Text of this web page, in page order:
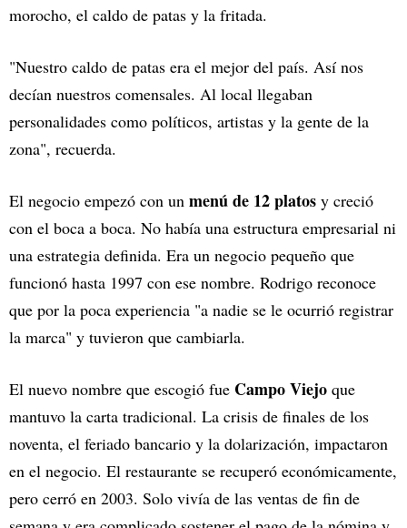
morocho, el caldo de patas y la fritada.
"Nuestro caldo de patas era el mejor del país. Así nos
decían nuestros comensales. Al local llegaban
personalidades como políticos, artistas y la gente de la
zona", recuerda.
El negocio empezó con un menú de 12 platos y creció
con el boca a boca. No había una estructura empresarial ni
una estrategia definida. Era un negocio pequeño que
funcionó hasta 1997 con ese nombre. Rodrigo reconoce
que por la poca experiencia "a nadie se le ocurrió registrar
la marca" y tuvieron que cambiarla.
El nuevo nombre que escogió fue Campo Viejo que
mantuvo la carta tradicional. La crisis de finales de los
noventa, el feriado bancario y la dolarización, impactaron
en el negocio. El restaurante se recuperó económicamente,
pero cerró en 2003. Solo vivía de las ventas de fin de